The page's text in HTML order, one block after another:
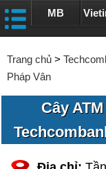
MB
Trang chủ >
Pháp Vân
Cây